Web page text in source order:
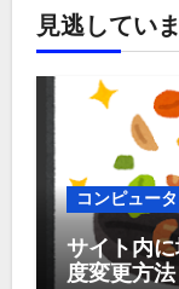
見逃してい
コンピュータ
サイト内
度変更方